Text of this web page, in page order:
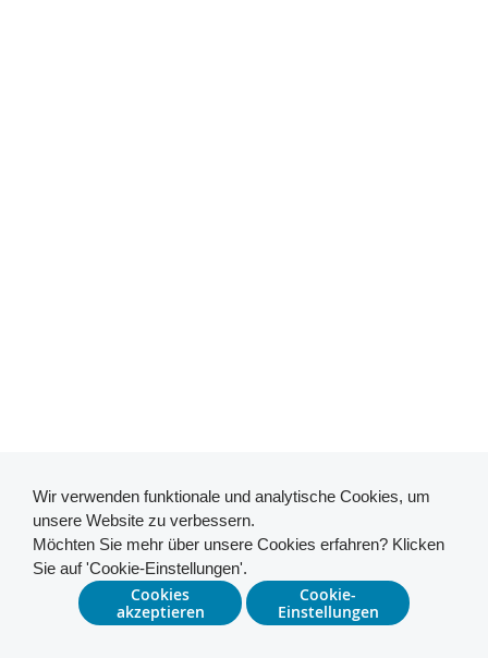
Wir verwenden funktionale und analytische Cookies, um
unsere Website zu verbessern.
Möchten Sie mehr über unsere Cookies erfahren? Klicken
Sie auf 'Cookie-Einstellungen'.
Cookies
akzeptieren
Cookie-
Einstellungen